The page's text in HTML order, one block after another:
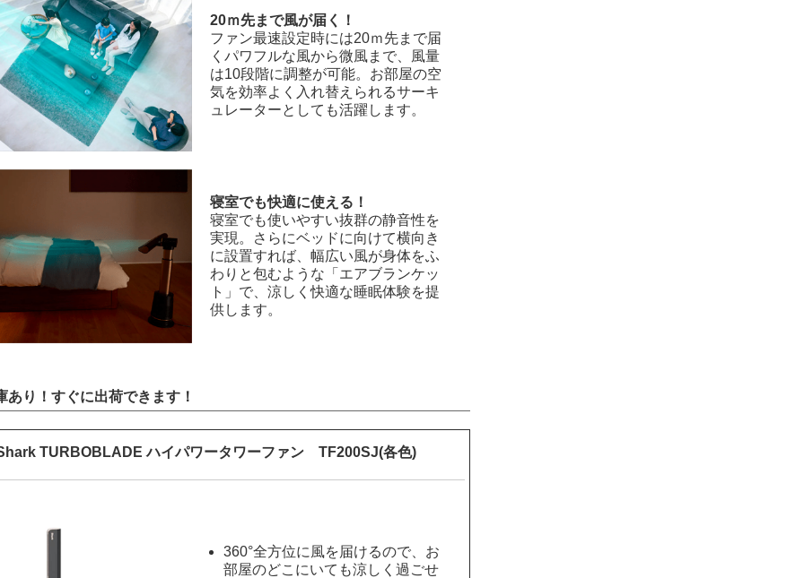
20ｍ先まで風が届く！
ファン最速設定時には20ｍ先まで届
くパワフルな風から微風まで、風量
は10段階に調整が可能。お部屋の空
気を効率よく入れ替えられるサーキ
ュレーターとしても活躍します。
寝室でも快適に使える！
寝室でも使いやすい抜群の静音性を
実現。さらにベッドに向けて横向き
に設置すれば、幅広い風が身体をふ
わりと包むような「エアブランケッ
ト」で、涼しく快適な睡眠体験を提
供します。
あり！すぐに出荷できます！
TURBOBLADE ハイパワータワーファン TF200SJ(各色)
360°全方位に風を届けるので、お
部屋のどこにいても涼しく過ごせ